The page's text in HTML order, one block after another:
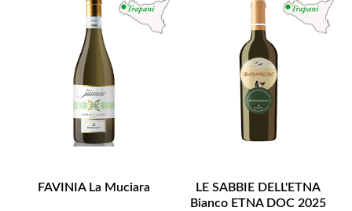
FAVINIA La Muciara
LE SABBIE DELL'ETNA
Bianco ETNA DOC 2025